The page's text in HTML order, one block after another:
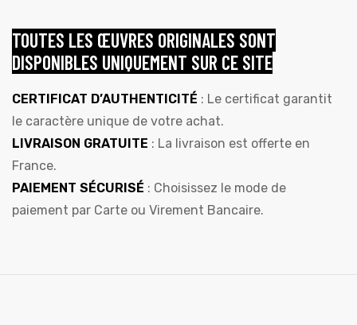
TOUTES LES ŒUVRES ORIGINALES SONT
DISPONIBLES UNIQUEMENT SUR CE SITE
CERTIFICAT D’AUTHENTICITÉ : Le certificat garantit
le caractère unique de votre achat.
LIVRAISON GRATUITE : La livraison est offerte en
France.
PAIEMENT SÉCURISÉ : Choisissez le mode de
paiement par Carte ou Virement Bancaire.